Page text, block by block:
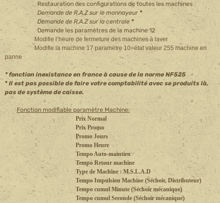
Restauration des configurations de toutes les machines
Demande de R.A.Z sur le monnayeur *
Demande de R.A.Z sur la centrale *
Demande les paramètres de la machine 12
Modifie l’heure de fermeture des machines à laver
Modifie la machine 17 paramètre 10=état valeur 255 machine en
panne
* fonction inexistance en france à cause de la norme NF525
* Il est pas possible de faire votre comptabilité avec se produits là,
pas de système de caisse.
Fonction modifiable paramètre Machine:
Prix Normal
Prix Promo
Promo Jours
Promo Heure
Tempo Auto-maintien
Tempo Retour machine
Type de Machine : M.S.L.A.D
Tempo Impulsion Machine (Séchoir, Distributeur)
Tempo cumul Minute (Séchoir mécanique)
Tempo cumul Seconde (Séchoir mécanique)